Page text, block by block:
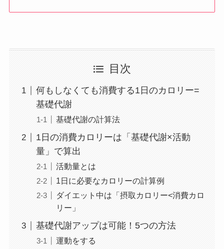
目次
何もしなくても消費する1日のカロリー=
基礎代謝
基礎代謝の計算法
1日の消費カロリーは「基礎代謝×活動
量」で算出
活動量とは
1日に必要なカロリーの計算例
ダイエット中は「摂取カロリー<消費カロ
リー」
基礎代謝アップは可能！5つの方法
運動をする